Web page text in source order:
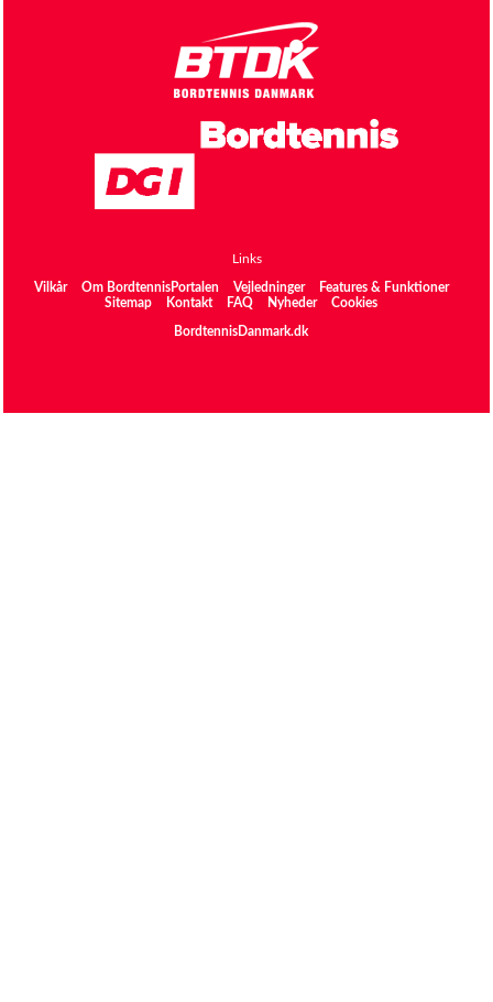
Links
Vilkår Om BordtennisPortalen Vejledninger
Features & Funktioner
Sitemap
Kontakt FAQ Nyheder Cookies
BordtennisDanmark.dk